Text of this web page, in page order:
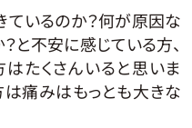
ているのか？何が原因な
と不安に感じている方、
たくさんいると思いま
は痛みはもっとも大きな